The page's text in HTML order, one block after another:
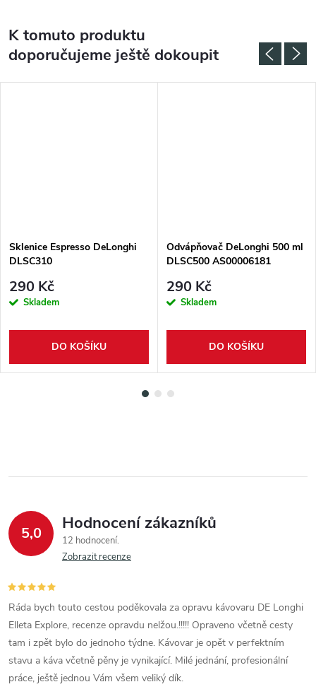
K tomuto produktu
doporučujeme ještě dokoupit
Sklenice Espresso DeLonghi
DLSC310
290 Kč
Skladem
DO KOŠÍKU
Odvápňovač DeLonghi 500 ml
DLSC500 AS00006181
290 Kč
Skladem
DO KOŠÍKU
5,0 Hodnocení zákazníků
12 hodnocení
Zobrazit recenze
Ráda bych touto cestou poděkovala za opravu kávovaru DE Longhi
Elleta Explore, recenze opravdu nelžou.!!!!! Opraveno včetně cesty
tam i zpět bylo do jednoho týdne. Kávovar je opět v perfektním
stavu a káva včetně pěny je vynikající. Milé jednání, profesionální
práce, ještě jednou Vám všem veliký dík.